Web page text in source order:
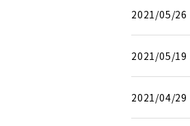
2021/05/26
2021/05/19
2021/04/29